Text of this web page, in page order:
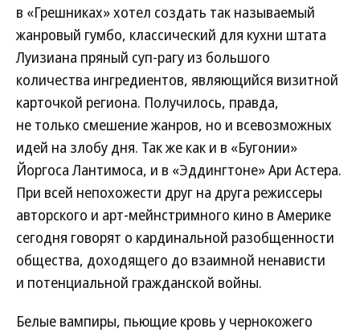
в «Грешниках» хотел создать так называемый
жанровый гумбо, классический для кухни штата
Луизиана пряный суп-рагу из большого
количества ингредиентов, являющийся визитной
карточкой региона. Получилось, правда,
не только смешение жанров, но и всевозможных
идей на злобу дня. Так же как и в «Бугонии»
Йоргоса Лантимоса, и в «Эддингтоне» Ари Астера.
При всей непохожести друг на друга режиссеры
авторского и арт-мейнстримного кино в Америке
сегодня говорят о кардинальной разобщенности
общества, доходящего до взаимной ненависти
и потенциальной гражданской войны.
Белые вампиры, пьющие кровь у чернокожего